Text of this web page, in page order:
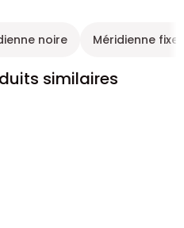
noire Méridienne
similaires